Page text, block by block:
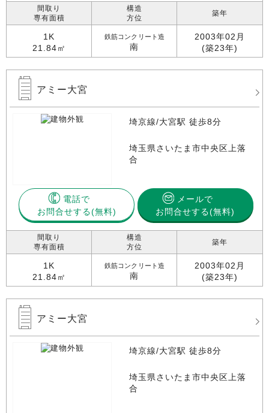
間取り
専有面積
1K
21.84㎡
構造
方位
鉄筋コンクリート造
南
築年
2003年02月
(築23年)
アミー大宮
埼京線/大宮駅 徒歩8分
埼玉県さいたま市中央区上落
合
電話で
お問合せする
メールで
お問合せする(無料)
間取り
専有面積
1K
21.84㎡
構造
方位
鉄筋コンクリート造
南
築年
2003年02月
(築23年)
アミー大宮
埼京線/大宮駅 徒歩8分
埼玉県さいたま市中央区上落
合